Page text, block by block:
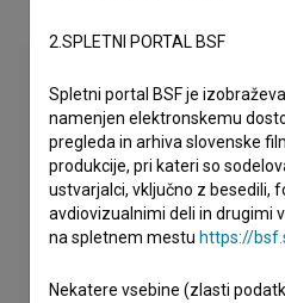
2.SPLETNI PORTAL BSF
Spletni portal BSF je
namenjen elektronskemu
pregleda in arhiva slovenske
produkcije, pri kateri so
ustvarjalci, vključno z besedili,
avdiovizualnimi deli in drugimi
na spletnem mestu https://
Nekatere vsebine (zlasti